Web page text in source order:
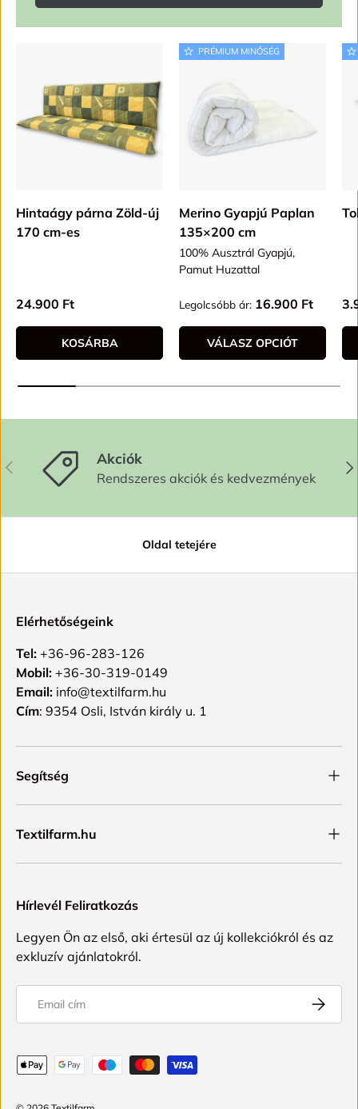
Hintaágy párna Zöld-új
170 cm-es
Alap ár
24.900 Ft
KOSÁRBA
PRÉMIUM MINŐSÉG
Merino Gyapjú Paplan
135×200 cm
100% Ausztrál Gyapjú,
Pamut Huzattal
Alap ár
Legolcsóbb ár: 16.900 Ft
VÁLASZ OPCIÓT
ELŐZŐ Akciók
Rendszeres akciók és kedvezmények
Oldal tetejére
Elérhetőségeink
Tel: +36-96-283-126
Mobil: +36-30-319-0149
Email: info@textilfarm.hu
Cím: 9354 Osli, István király u. 1
Segítség
Textilfarm.hu
Hírlevél Feliratkozás
Legyen Ön az első, aki értesül az új kollekciókról és az
exkluzív ajánlatokról.
Elfogadott fizetési módok